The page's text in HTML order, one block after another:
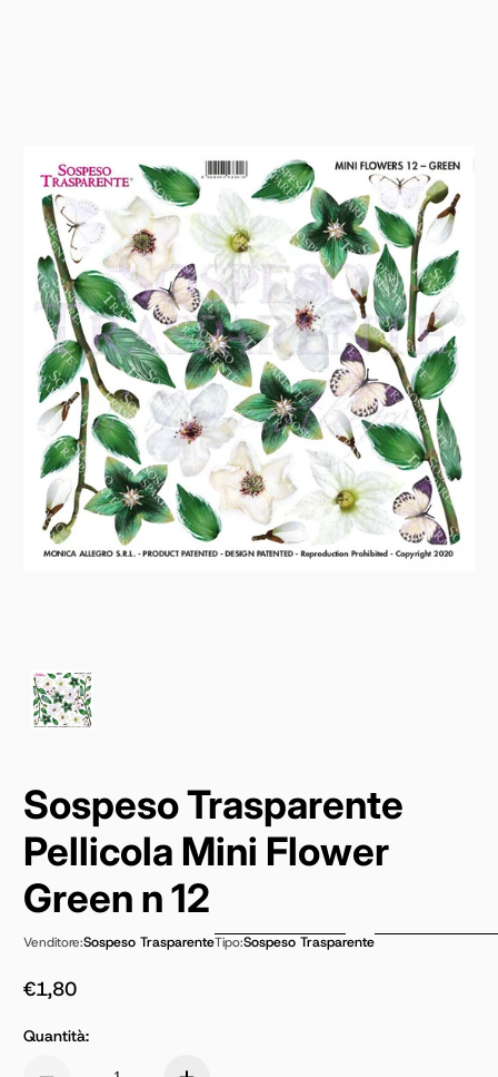
Sospeso Trasparente
Pellicola Mini Flower
Green n 12
Venditore:Sospeso TrasparenteTipo:Sospeso Trasparente
Prezzo normale
€1,80
Quantità: